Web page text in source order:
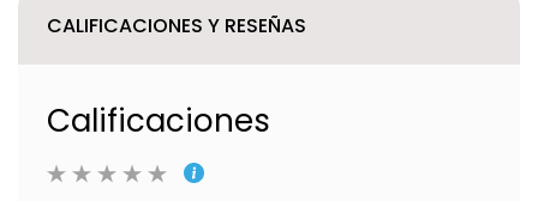
CALIFICACIONES Y RESEÑAS
Calificaciones